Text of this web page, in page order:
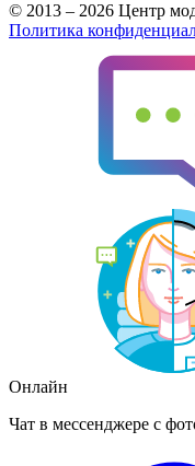
© 2013 – 2026 Центр
Политика
Онлайн
Чат в мессенджере с